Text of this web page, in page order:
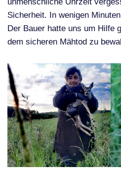
Sicherheit. In wenigen
Der Bauer hatte uns um Hilfe
dem sicheren Mähtod zu